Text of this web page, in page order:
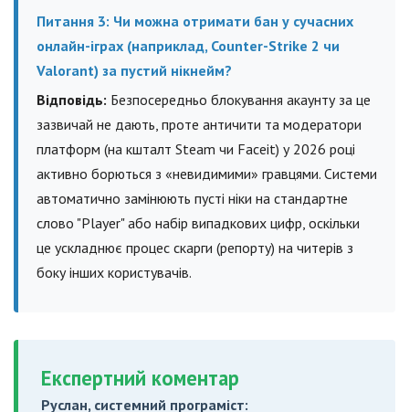
Питання 3: Чи можна отримати бан у сучасних
онлайн-іграх (наприклад, Counter-Strike 2 чи
Valorant) за пустий нікнейм?
Відповідь: Безпосередньо блокування акаунту за це
зазвичай не дають, проте античити та модератори
платформ (на кшталт Steam чи Faceit) у 2026 році
активно борються з «невидимими» гравцями. Системи
автоматично замінюють пусті ніки на стандартне
слово "Player" або набір випадкових цифр, оскільки
це ускладнює процес скарги (репорту) на читерів з
боку інших користувачів.
Експертний коментар
Руслан, системний програміст: